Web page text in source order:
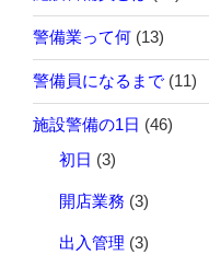
警備業って何 (13)
警備員になるまで (11)
施設警備の1日 (46)
初日 (3)
開店業務 (3)
出入管理 (3)